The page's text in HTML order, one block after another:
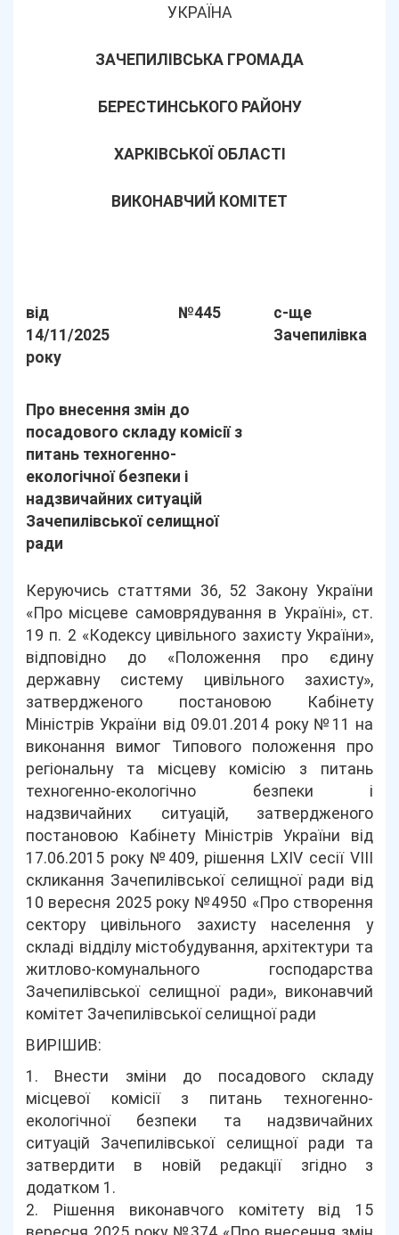
УКРАЇНА
ЗАЧЕПИЛІВСЬКА ГРОМАДА
БЕРЕСТИНСЬКОГО РАЙОНУ
ХАРКІВСЬКОЇ ОБЛАСТІ
ВИКОНАВЧИЙ КОМІТЕТ
від
14/11/2025
року
№445
с-ще
Зачепилівка
Про внесення змін до
посадового складу комісії з
питань техногенно-
екологічної безпеки і
надзвичайних ситуацій
Зачепилівської селищної
ради
Керуючись статтями 36, 52 Закону України
«Про місцеве самоврядування в Україні», ст.
19 п. 2 «Кодексу цивільного захисту України»,
відповідно до «Положення про єдину
державну систему цивільного захисту»,
затвердженого постановою Кабінету
Міністрів України від 09.01.2014 року №11 на
виконання вимог Типового положення про
регіональну та місцеву комісію з питань
техногенно-екологічно безпеки і
надзвичайних ситуацій, затвердженого
постановою Кабінету Міністрів України від
17.06.2015 року №409, рішення LXIV сесії VIII
скликання Зачепилівської селищної ради від
10 вересня 2025 року №4950 «Про створення
сектору цивільного захисту населення у
складі відділу містобудування, архітектури та
житлово-комунального господарства
Зачепилівської селищної ради», виконавчий
комітет Зачепилівської селищної ради
ВИРІШИВ:
1. Внести зміни до посадового складу
місцевої комісії з питань техногенно-
екологічної безпеки та надзвичайних
ситуацій Зачепилівської селищної ради та
затвердити в новій редакції згідно з
додатком 1.
2. Рішення виконавчого комітету від 15